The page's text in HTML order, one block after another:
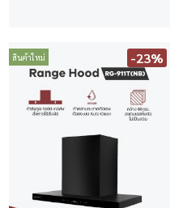
สินค้าใหม่ -23%